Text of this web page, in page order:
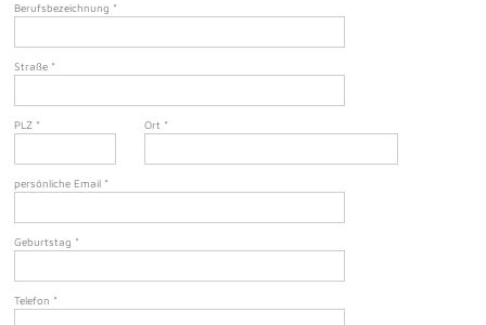
Berufsbezeichnung *
Straße *
PLZ * Ort *
persönliche Email *
Geburtstag *
Telefon *